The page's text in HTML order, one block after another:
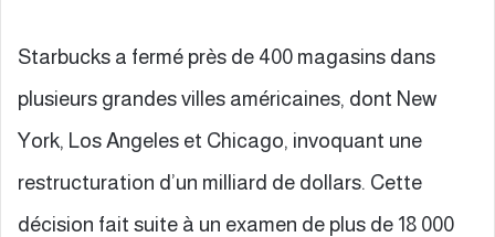
Starbucks a fermé près de 400 magasins dans
plusieurs grandes villes américaines, dont New
York, Los Angeles et Chicago, invoquant une
restructuration d’un milliard de dollars. Cette
décision fait suite à un examen de plus de 18 000